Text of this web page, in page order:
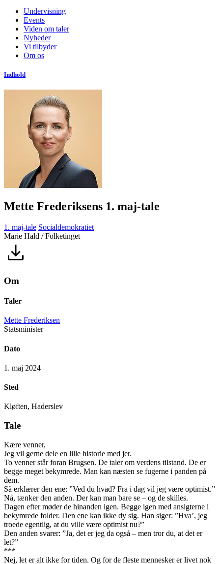
Undervisning
Events
Viden om taler
Nyheder
Vi tilbyder
Om os
Indhold
Mette Frederiksens 1. maj-tale
1. maj-tale Socialdemokratiet
Marie Hald / Folketinget
Om
Taler
Mette Frederiksen
Statsminister
Dato
1. maj 2024
Sted
Kløften, Haderslev
Tale
Kære venner,
Jeg vil gerne dele en lille historie med jer.
To venner står foran Brugsen. De taler om verdens tilstand. De er
begge meget bekymrede. Man kan næsten se fugerne i panden på
dem.
Så erklærer den ene: ”Ved du hvad? Fra i dag vil jeg være optimist.”
Nå, tænker den anden. Der kan man bare se – og de skilles.
Dagen efter møder de hinanden igen. Begge igen med ansigterne i
bekymrede folder. Den ene kan ikke dy sig. Han siger: ”Hva’, jeg
troede egentlig, at du ville være optimist nu?”
Den anden svarer: ”Ja, det er jeg da også – men tror du, at det er
let?”
***
Nej, let er alt ikke for tiden. Og for de fleste mennesker er livet nok